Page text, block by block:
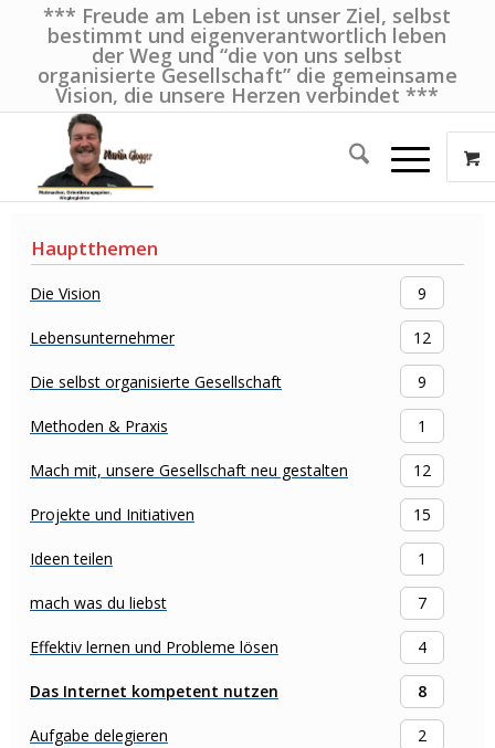
*** Freude am Leben ist unser Ziel, selbst
bestimmt und eigenverantwortlich leben
der Weg und “die von uns selbst
organisierte Gesellschaft” die gemeinsame
Vision, die unsere Herzen verbindet ***
Hauptthemen
Die Vision 9
Lebensunternehmer 12
Die selbst organisierte Gesellschaft 9
Methoden & Praxis 1
Mach mit, unsere Gesellschaft neu gestalten 12
Projekte und Initiativen 15
Ideen teilen 1
mach was du liebst 7
Effektiv lernen und Probleme lösen 4
Das Internet kompetent nutzen 8
Aufgabe delegieren 2